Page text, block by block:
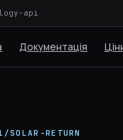
api
Документація
RETURN